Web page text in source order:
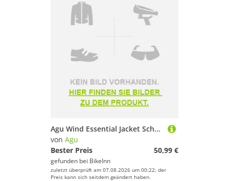
Agu Wind Essential Jacket Schwarz XL Mann
von Agu
Bester Preis
50,99 €
gefunden bei BikeInn
zuletzt überprüft am 07.08.2026 um 00:22; der
Preis kann sich seitdem geändert haben.